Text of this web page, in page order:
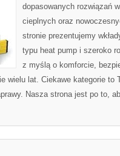
dopasowanych rozwiązań
cieplnych oraz
stronie prezentujemy
typu heat pump i szeroko
z myślą o komforcie,
wielu lat. Ciekawe kategorie to
Nasza strona jest po to,